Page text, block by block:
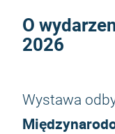
O
2026
Wystawa